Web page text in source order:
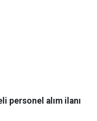
personel alım ilanı